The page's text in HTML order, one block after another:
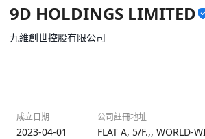
9D HOLDINGS LIMITED
九維創世控股有限公司
成立日期 公司註冊地址
2023-04-01 FLAT A, 5/F.,, WORLD-